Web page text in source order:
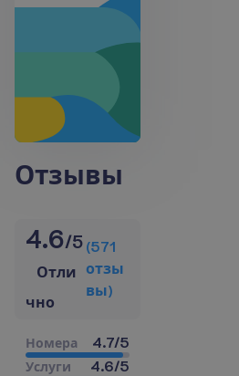
Отзывы
4.6/5
Отли
чно
(571
отзы
вы)
Номера 4.7/5
Услуги 4.6/5